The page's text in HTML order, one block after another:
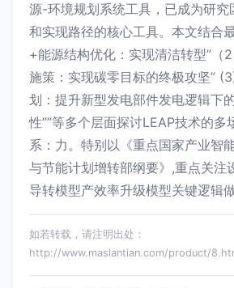
源-环境规划系统工具，已成为研究
和实现路径的核心工具。本文结合
+能源结构优化：实现清洁转型”（
施策：实现碳零目标的终极攻坚”
划：提升新型发电部件发电逻辑下
性””等多个层面探讨LEAP技术的多
系：力。特别以《重点国家产业智
与节能计划增转部纲要》,重点关注
导转模型产效率升级模型关键逻辑
如若转载，请注明出处：
http://www.maslantian.com/product/